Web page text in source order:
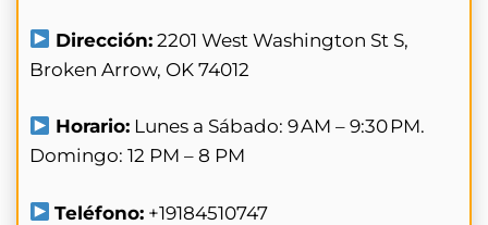
Dirección: 2201 West Washington St S,
Broken Arrow, OK 74012
Horario: Lunes a Sábado: 9 AM – 9:30 PM.
Domingo: 12 PM – 8 PM
Teléfono: +19184510747